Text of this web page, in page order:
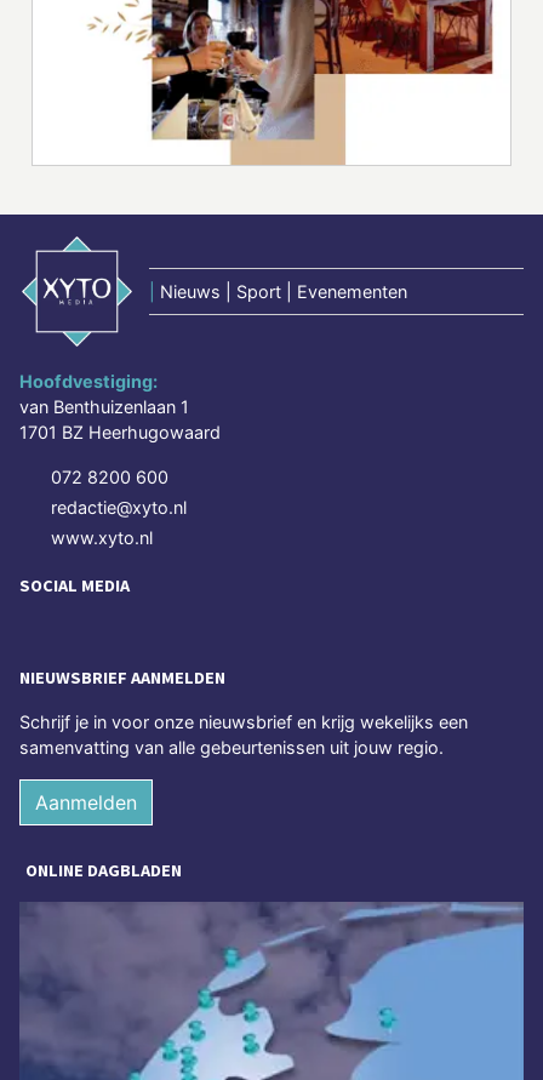
Nieuws | Sport | Evenementen
Hoofdvestiging:
van Benthuizenlaan 1
1701 BZ Heerhugowaard
072 8200 600
redactie@xyto.nl
www.xyto.nl
SOCIAL MEDIA
NIEUWSBRIEF AANMELDEN
Schrijf je in voor onze nieuwsbrief en krijg wekelijks een
samenvatting van alle gebeurtenissen uit jouw regio.
Aanmelden
ONLINE DAGBLADEN